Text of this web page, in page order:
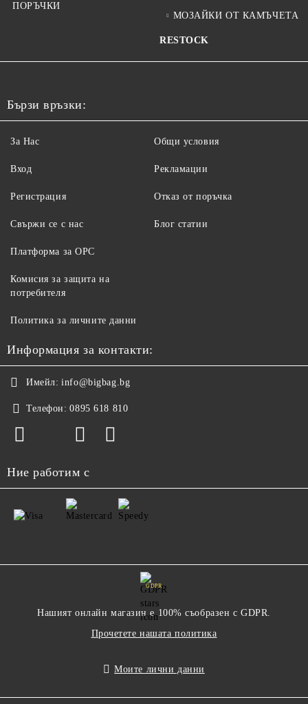
ПОРЪЧКИ
МОЗАЙКИ ОТ КАМЪЧЕТА
RESTOCK
Бързи връзки:
За Нас
Вход
Регистрация
Свържи се с нас
Общи условия
Рекламации
Отказ от поръчка
Блог статии
Платформа за ОРС
Комисия за защита на
потребителя
Политика за личните данни
Информация за контакти:
Имейл: info@bigbag.bg
Телефон: 0895 618 810
Ние работим с
GDPR
Нашият онлайн магазин е 100% съобразен с GDPR.
Прочетете нашата политика
Моите лични данни